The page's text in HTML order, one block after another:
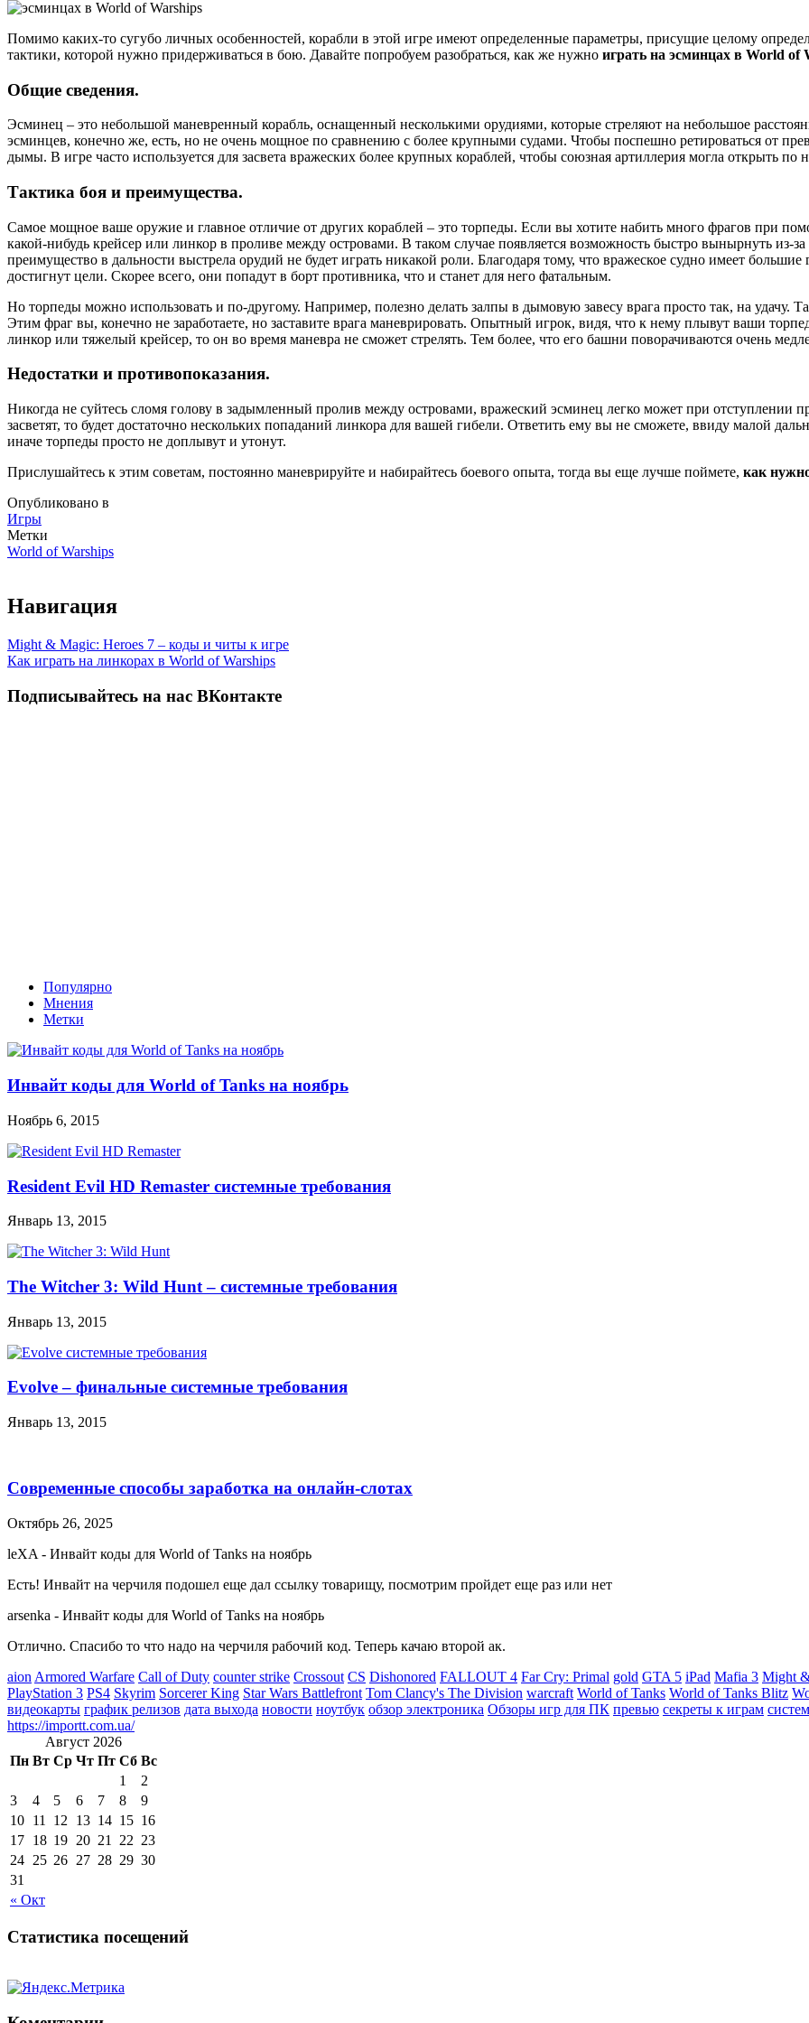
Помимо каких-то сугубо личных особенностей, корабли в этой игре имеют определенные параметры, присущие целому
тактики, которой нужно придерживаться в бою. Давайте попробуем разобраться, как же нужно играть на эсминцах в World of
Общие сведения.
Эсминец – это небольшой маневренный корабль, оснащенный несколькими орудиями, которые стреляют на небольшое
эсминцев, конечно же, есть, но не очень мощное по сравнению с более крупными судами. Чтобы поспешно ретироваться от
дымы. В игре часто используется для засвета вражеских более крупных кораблей, чтобы союзная артиллерия могла открыть по
Тактика боя и преимущества.
Самое мощное ваше оружие и главное отличие от других кораблей – это торпеды. Если вы хотите набить много фрагов при
какой-нибудь крейсер или линкор в проливе между островами. В таком случае появляется возможность быстро вынырнуть из-
преимущество в дальности выстрела орудий не будет играть никакой роли. Благодаря тому, что вражеское судно имеет
достигнут цели. Скорее всего, они попадут в борт противника, что и станет для него фатальным.
Но торпеды можно использовать и по-другому. Например, полезно делать залпы в дымовую завесу врага просто так, на удачу.
Этим фраг вы, конечно не заработаете, но заставите врага маневрировать. Опытный игрок, видя, что к нему плывут ваши
линкор или тяжелый крейсер, то он во время маневра не сможет стрелять. Тем более, что его башни поворачиваются очень
Недостатки и противопоказания.
Никогда не суйтесь сломя голову в задымленный пролив между островами, вражеский эсминец легко может при отступлении
засветят, то будет достаточно нескольких попаданий линкора для вашей гибели. Ответить ему вы не сможете, ввиду малой
иначе торпеды просто не доплывут и утонут.
Прислушайтесь к этим советам, постоянно маневрируйте и набирайтесь боевого опыта, тогда вы еще лучше поймете, как
Опубликовано в
Игры
Метки
World of Warships
Навигация
Might & Magic: Heroes 7 – коды и читы к игре
Как играть на линкорах в World of Warships
Подписывайтесь на нас ВКонтакте
Популярно
Мнения
Метки
Инвайт коды для World of Tanks на ноябрь
Ноябрь 6, 2015
Resident Evil HD Remaster системные требования
Январь 13, 2015
The Witcher 3: Wild Hunt – системные требования
Январь 13, 2015
Evolve – финальные системные требования
Январь 13, 2015
Современные способы заработка на онлайн-слотах
Октябрь 26, 2025
leXA - Инвайт коды для World of Tanks на ноябрь
Есть! Инвайт на черчиля подошел еще дал ссылку товарищу, посмотрим пройдет еще раз или нет
arsenka - Инвайт коды для World of Tanks на ноябрь
Отлично. Спасибо то что надо на черчиля рабочий код. Теперь качаю второй ак.
aion Armored Warfare Call of Duty counter strike Crossout CS Dishonored FALLOUT 4 Far Cry: Primal gold GTA 5 iPad Mafia 3 Might
PlayStation 3 PS4 Skyrim Sorcerer King Star Wars Battlefront Tom Clancy's The Division warcraft World of Tanks World of Tanks Blitz
видеокарты график релизов дата выхода новости ноутбук обзор электроника Обзоры игр для ПК превью секреты к играм
https://importt.com.ua/
Август 2026
Пн Вт Ср Чт Пт Сб Вс
« Окт
1
2
3
4 5 6 7 8
9
10 11 12 13 14 15 16
17 18 19 20 21 22 23
24 25 26 27 28 29 30
31
Статистика посещений